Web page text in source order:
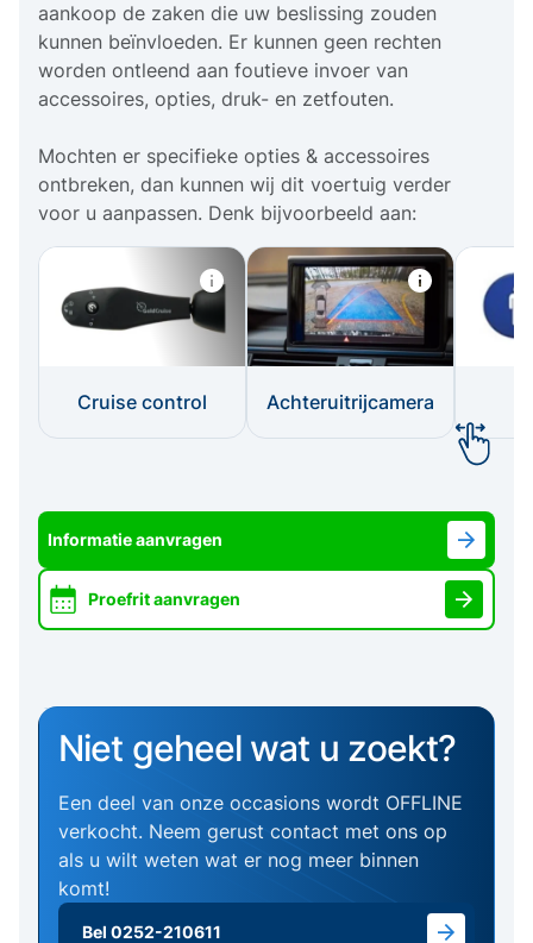
aankoop de zaken die uw beslissing zouden
kunnen beïnvloeden. Er kunnen geen rechten
worden ontleend aan foutieve invoer van
accessoires, opties, druk- en zetfouten.
Mochten er specifieke opties & accessoires
ontbreken, dan kunnen wij dit voertuig verder
voor u aanpassen. Denk bijvoorbeeld aan:
Cruise control Achteruitrijcamera
Informatie aanvragen
Proefrit aanvragen
Niet geheel wat u zoekt?
Een deel van onze occasions wordt OFFLINE
verkocht. Neem gerust contact met ons op
als u wilt weten wat er nog meer binnen
komt!
Bel 0252-210611